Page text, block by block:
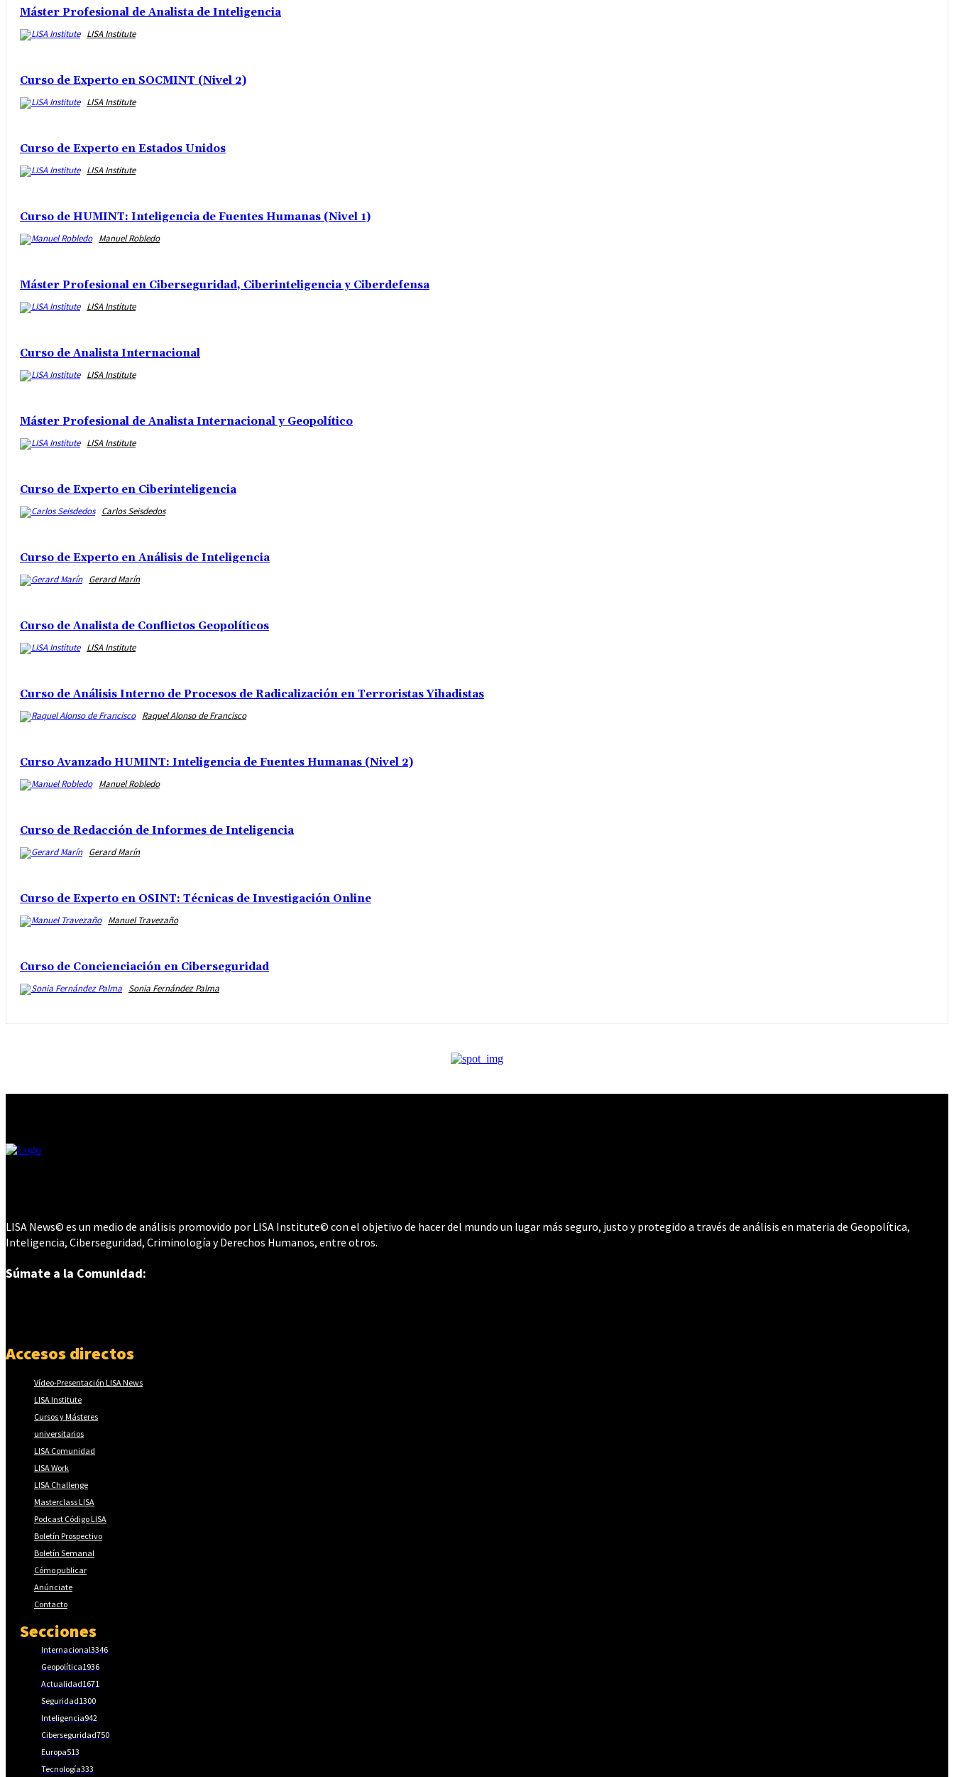
Máster Profesional de Analista de Inteligencia
LISA Institute
Curso de Experto en SOCMINT (Nivel 2)
LISA Institute
Curso de Experto en Estados Unidos
LISA Institute
Curso de HUMINT: Inteligencia de Fuentes Humanas (Nivel 1)
Manuel Robledo
Máster Profesional en Ciberseguridad, Ciberinteligencia y Ciberdefensa
LISA Institute
Curso de Analista Internacional
LISA Institute
Máster Profesional de Analista Internacional y Geopolítico
LISA Institute
Curso de Experto en Ciberinteligencia
Carlos Seisdedos
Curso de Experto en Análisis de Inteligencia
Gerard Marín
Curso de Analista de Conflictos Geopolíticos
LISA Institute
Curso de Análisis Interno de Procesos de Radicalización en Terroristas Yihadistas
Raquel Alonso de Francisco
Curso Avanzado HUMINT: Inteligencia de Fuentes Humanas (Nivel 2)
Manuel Robledo
Curso de Redacción de Informes de Inteligencia
Gerard Marín
Curso de Experto en OSINT: Técnicas de Investigación Online
Manuel Travezaño
Curso de Concienciación en Ciberseguridad
Sonia Fernández Palma
LISA News© es un medio de análisis promovido por LISA Institute© con el objetivo de hacer del mundo un lugar más seguro, justo y protegido a través de análisis en materia de Geopolítica,
Inteligencia, Ciberseguridad, Criminología y Derechos Humanos, entre otros.
Súmate a la Comunidad:
Accesos directos
Vídeo-Presentación LISA News
LISA Institute
Cursos y Másteres
universitarios
LISA Comunidad
LISA Work
LISA Challenge
Masterclass LISA
Podcast Código LISA
Boletín Prospectivo
Boletín Semanal
Cómo publicar
Anúnciate
Contacto
Secciones
Internacional3346
Geopolítica1936
Actualidad1671
Seguridad1300
Inteligencia942
Ciberseguridad750
Europa513
Tecnología333